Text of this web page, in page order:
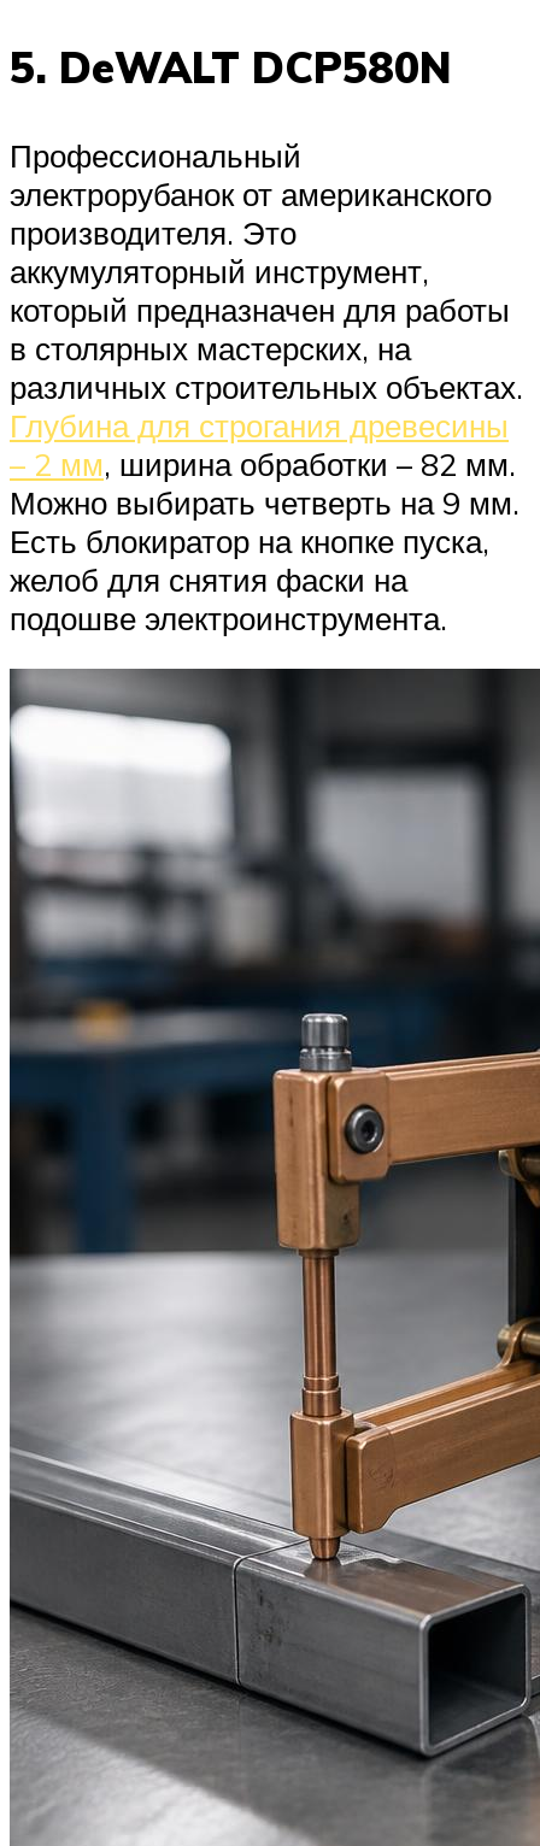
5. DeWALT DCP580N
Профессиональный
электрорубанок от американского
производителя. Это
аккумуляторный инструмент,
который предназначен для работы
в столярных мастерских, на
различных строительных объектах.
Глубина для строгания древесины
– 2 мм, ширина обработки – 82 мм.
Можно выбирать четверть на 9 мм.
Есть блокиратор на кнопке пуска,
желоб для снятия фаски на
подошве электроинструмента.